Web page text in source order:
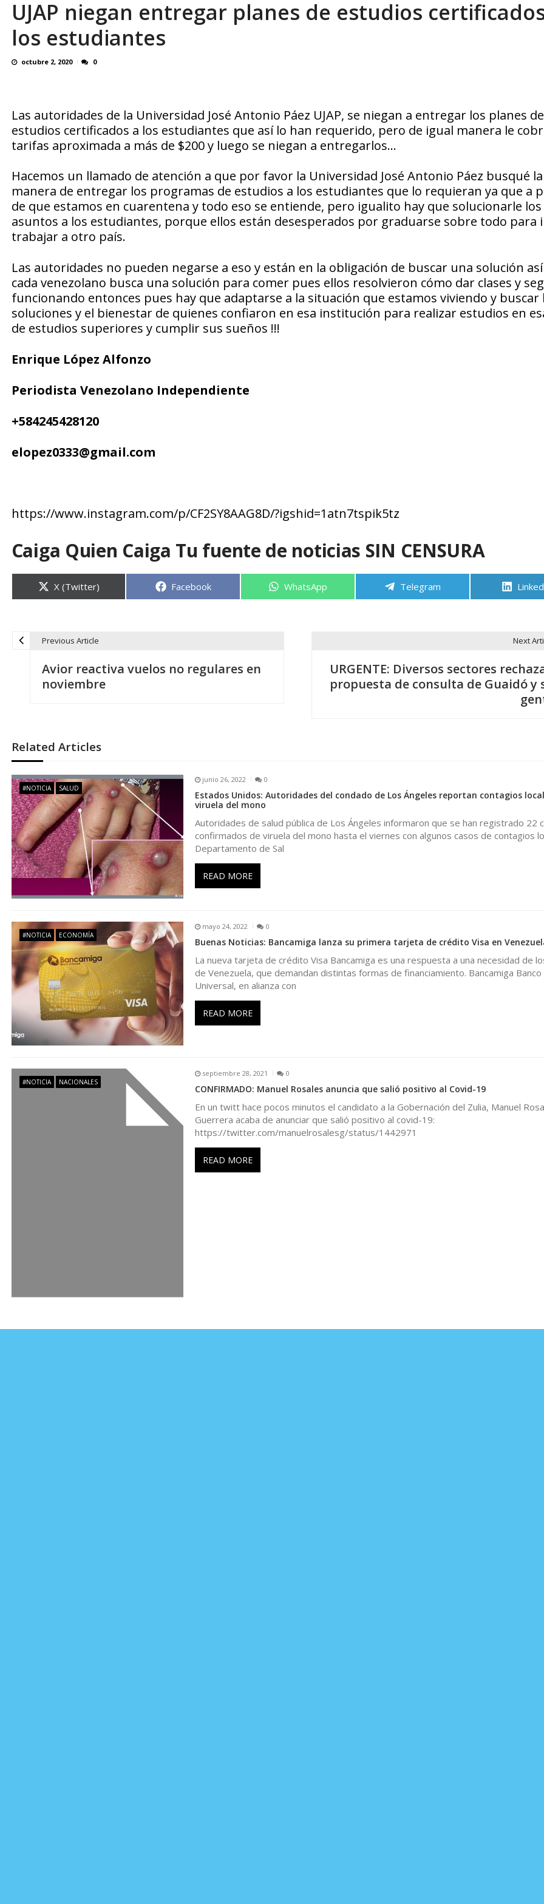
En 8 meses «876 horas de apagones» El desbastador costo del colapso eléctrico en... AGOSTO 7, 2026
UJAP niegan entregar planes de estudios
los estudiantes
octubre 2, 2020 0
Las autoridades de la Universidad José Antonio Páez UJAP, se niegan a entregar los planes de
estudios certificados a los estudiantes que así lo han requerido, pero de igual manera le
tarifas aproximada a más de $200 y luego se niegan a entregarlos…
Hacemos un llamado de atención a que por favor la Universidad José Antonio Páez busqué la
manera de entregar los programas de estudios a los estudiantes que lo requieran ya que a
de que estamos en cuarentena y todo eso se entiende, pero igualito hay que solucionarle los
asuntos a los estudiantes, porque ellos están desesperados por graduarse sobre todo para
trabajar a otro país.
Las autoridades no pueden negarse a eso y están en la obligación de buscar una solución
cada venezolano busca una solución para comer pues ellos resolvieron cómo dar clases y
funcionando entonces pues hay que adaptarse a la situación que estamos viviendo y buscar
soluciones y el bienestar de quienes confiaron en esa institución para realizar estudios en
de estudios superiores y cumplir sus sueños !!!
Enrique López Alfonzo
Periodista Venezolano Independiente
+584245428120
elopez0333@gmail.com
https://www.instagram.com/p/CF2SY8AAG8D/?igshid=1atn7tspik5tz
Caiga Quien Caiga Tu fuente de noticias SIN CENSURA
Compartir
en
X (Twitter) Compartir
Facebook Compartir
WhatsApp Compartir
Telegram
e
g
a
c
i
ó
n
d
e
e
n
t
Previous Article
Avior reactiva vuelos no regulares en
noviembre
Next
URGENTE: Diversos sectores
propuesta de consulta de Guaidó y
Related Articles
#NOTICIA SALUD
junio 26, 2022 0
Estados Unidos: Autoridades del condado de Los Ángeles reportan contagios
viruela del mono
Autoridades de salud pública de Los Ángeles informaron que se han registrado 22
confirmados de viruela del mono hasta el viernes con algunos casos de contagios
Departamento de Sal
READ MORE
#NOTICIA ECONOMÍA
mayo 24, 2022 0
Buenas Noticias: Bancamiga lanza su primera tarjeta de crédito Visa en
La nueva tarjeta de crédito Visa Bancamiga es una respuesta a una necesidad de
de Venezuela, que demandan distintas formas de financiamiento. Bancamiga Banco
Universal, en alianza con
READ MORE
#NOTICIA NACIONALES
septiembre 28, 2021 0
CONFIRMADO: Manuel Rosales anuncia que salió positivo al Covid-19
En un twitt hace pocos minutos el candidato a la Gobernación del Zulia, Manuel
Guerrera acaba de anunciar que salió positivo al covid-19:
https://twitter.com/manuelrosalesg/status/1442971
READ MORE